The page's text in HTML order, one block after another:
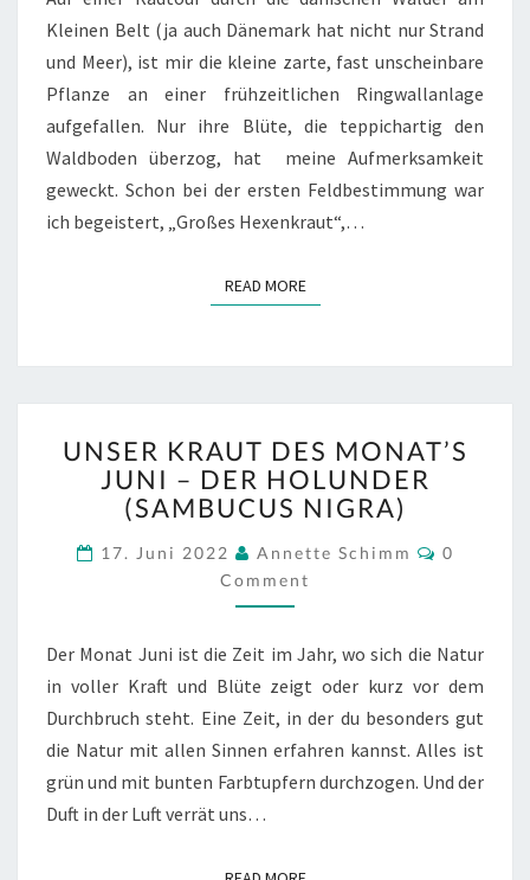
Kleinen Belt (ja auch Dänemark hat nicht nur Strand
und Meer), ist mir die kleine zarte, fast unscheinbare
Pflanze an einer frühzeitlichen Ringwallanlage
aufgefallen. Nur ihre Blüte, die teppichartig den
Waldboden überzog, hat meine Aufmerksamkeit
geweckt. Schon bei der ersten Feldbestimmung war
ich begeistert, „Großes Hexenkraut“,…
READ MOREREAD MORE
KRAUT
DES
MONAT’S
–
DER
HOLUNDER
NIGRA)
UNSER KRAUT DES MONAT’S
JUNI – DER HOLUNDER
(SAMBUCUS NIGRA)
17. Juni 2022 Annette Schimm
0
Comment
Der Monat Juni ist die Zeit im Jahr, wo sich die Natur
in voller Kraft und Blüte zeigt oder kurz vor dem
Durchbruch steht. Eine Zeit, in der du besonders gut
die Natur mit allen Sinnen erfahren kannst. Alles ist
grün und mit bunten Farbtupfern durchzogen. Und der
Duft in der Luft verrät uns…